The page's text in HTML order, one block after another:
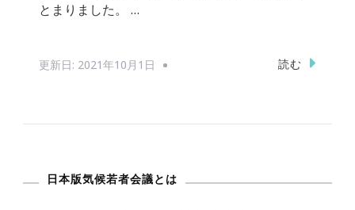
とまりました。 …
更新日: 2021年10月1日 読む
日本版気候若者会議とは